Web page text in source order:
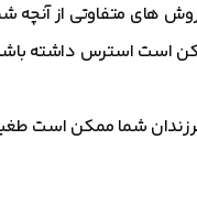
متفاوتی از آنچه شما
است استرس داشته
شما ممکن است